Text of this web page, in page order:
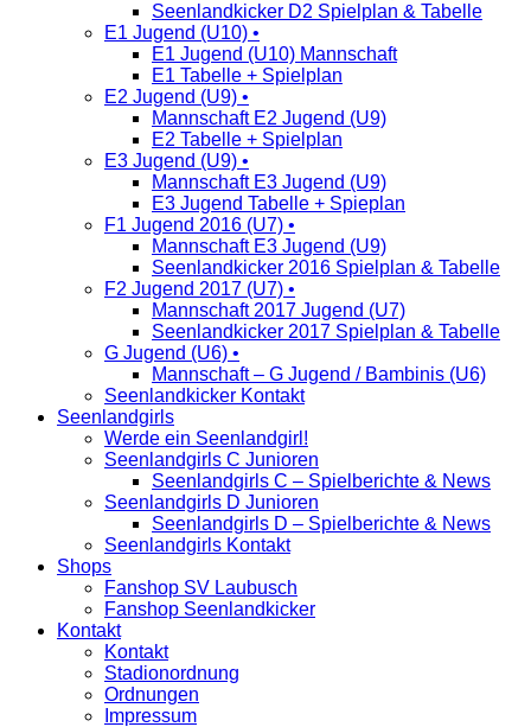
Seenlandkicker D2 Spielplan & Tabelle
E1 Jugend (U10) •
E1 Jugend (U10) Mannschaft
E1 Tabelle + Spielplan
E2 Jugend (U9) •
Mannschaft E2 Jugend (U9)
E2 Tabelle + Spielplan
E3 Jugend (U9) •
Mannschaft E3 Jugend (U9)
E3 Jugend Tabelle + Spieplan
F1 Jugend 2016 (U7) •
Mannschaft E3 Jugend (U9)
Seenlandkicker 2016 Spielplan & Tabelle
F2 Jugend 2017 (U7) •
Mannschaft 2017 Jugend (U7)
Seenlandkicker 2017 Spielplan & Tabelle
G Jugend (U6) •
Mannschaft – G Jugend / Bambinis (U6)
Seenlandkicker Kontakt
Seenlandgirls
Werde ein Seenlandgirl!
Seenlandgirls C Junioren
Seenlandgirls C – Spielberichte & News
Seenlandgirls D Junioren
Seenlandgirls D – Spielberichte & News
Seenlandgirls Kontakt
Shops
Fanshop SV Laubusch
Fanshop Seenlandkicker
Kontakt
Kontakt
Stadionordnung
Ordnungen
Impressum